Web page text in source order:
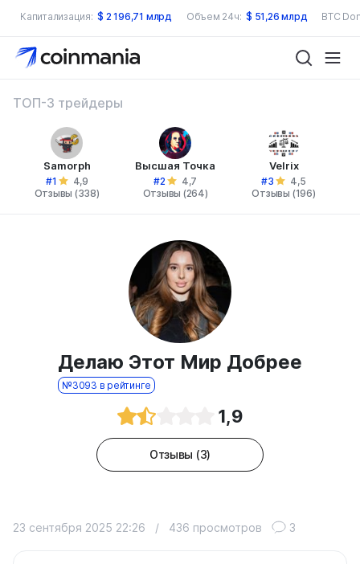
Капитализация: $ 2 196,71 млрд Объем 24ч: $ 51,26 млрд BTC
ТОП-3 трейдеры
Samorph
#1
4,9
Отзывы (338)
Высшая Точка
#2
4,7
Отзывы (264)
Velrix
#3
4,5
Отзывы (196)
Делаю Этот Мир Добрее
№3093 в рейтинге
1,9
Отзывы (3)
23 сентября 2025 22:26 / 436 просмотров 3